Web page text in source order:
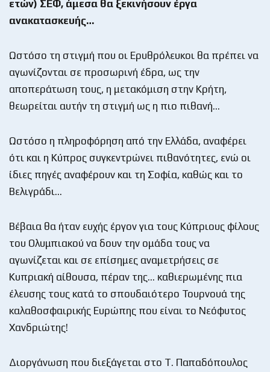
ετών) ΣΕΦ, άμεσα θα ξεκινήσουν έργα
ανακατασκευής…
Ωστόσο τη στιγμή που οι Ερυθρόλευκοι θα πρέπει να
αγωνίζονται σε προσωρινή έδρα, ως την
αποπεράτωση τους, η μετακόμιση στην Κρήτη,
θεωρείται αυτήν τη στιγμή ως η πιο πιθανή…
Ωστόσο η πληροφόρηση από την Ελλάδα, αναφέρει
ότι και η Κύπρος συγκεντρώνει πιθανότητες, ενώ οι
ίδιες πηγές αναφέρουν και τη Σοφία, καθώς και το
Βελιγράδι…
Βέβαια θα ήταν ευχής έργον για τους Κύπριους φίλους
του Ολυμπιακού να δουν την ομάδα τους να
αγωνίζεται και σε επίσημες αναμετρήσεις σε
Κυπριακή αίθουσα, πέραν της… καθιερωμένης πια
έλευσης τους κατά το σπουδαιότερο Τουρνουά της
καλαθοσφαιρικής Ευρώπης που είναι το Νεόφυτος
Χανδριώτης!
Διοργάνωση που διεξάγεται στο Τ. Παπαδόπουλος